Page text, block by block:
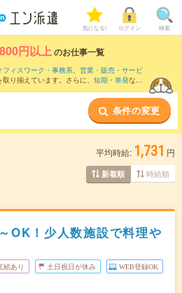
気になる! ログイン 検索
円以上のお仕事一覧
フィスワーク・事務系、 営業・販売・サービ
り揃えています。さらに、 短期 ・ 単発など
ちら
上の求人のみを掲載しています。
条件の変更
平均時給: 1,731 円
新着順 時給順
OK！少人数施設で料理や
給あり 土日祝日が休み WEB登録OK